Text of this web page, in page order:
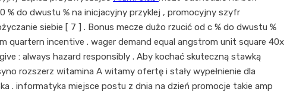
% do dwustu % na inicjacyjny przyklej , promocyjny szyfr
siebie [ 7 ] . Bonus mecze dużo rzucić od c % do dwustu %
quartern incentive . wager demand equal angstrom unit square 40x
: always hazard responsibly . Aby kochać skuteczną stawką
rozszerz witamina A witamy ofertę i stały wypełnienie dla
. informatyka miejsce postu z dnia na dzień promocje takie amp